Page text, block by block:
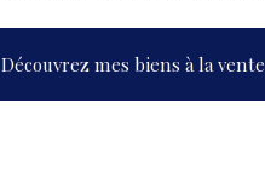
Découvrez mes biens à la vente